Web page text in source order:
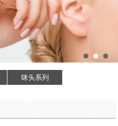
咪头系列